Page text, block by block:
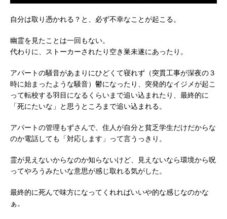
自分は取り憑かれる？と、必ず不幸なことが起こる。
幽霊を見たことは一回もない。
代わりに、ストーカーされたり空き巣未遂にあったり。
アパートの騒音があまりにひどくて寝れず（突貫工事が深夜の３
時に始まったような騒音）鬱になったり、突発的なイジメが起こ
って転校する羽目になるくらいまで追い込まれたり、最終的に
「死にたいな」と思うところまで追い込まれる。
アパートの管理もずさんで、住人が自分と貧乏学生だけだからな
のか電話しても「対応します」って言うっきり。
霊が見えないからなのか知らないけど、見えないなら環境から呪
ってやろうみたいな意思が感じ取れる気がした。
最終的に死んで味方になってくれればいいや的な感じなのかな
ぁ。